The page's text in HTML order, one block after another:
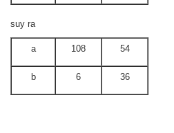
suy ra
a 108 54
b 6 36